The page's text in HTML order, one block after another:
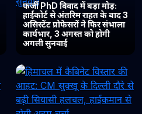
फर्जी PhD विवाद में बड़ा मोड़:
हाईकोर्ट से अंतरिम राहत के बाद 3
असिस्टेंट प्रोफेसरों ने फिर संभाला
कार्यभार, 3 अगस्त को होगी
अगली सुनवाई